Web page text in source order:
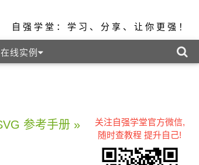
自强学堂：学习、分享、让你更强！
在线实例
参考手册 »
关注自强学堂官方微信,
随时查教程 提升自己!